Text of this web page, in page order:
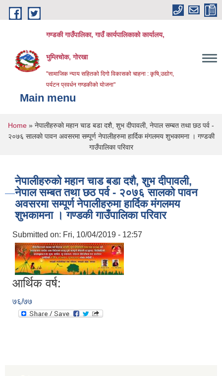
Skip to main content
गण्डकी गाउँपालिका, गाउँ कार्यपालिकाको कार्यालय,
भुम्लिचोक, गोरखा
"सामाजिक न्याय सहितको दिगो विकासको चाहना : कृषि,उद्योग,
पर्यटन प्रवर्धन गण्डकीको योजना"
Main menu
You are here
Home » नेपालीहरुकाे महान चाड बडा दशै, शुभ दीपावली, नेपाल सम्बत तथा छठ पर्व -
२०७६ सालकाे पावन अवसरमा सम्पूर्ण नेपालीहरुमा हार्दिक मंगलमय शुभकामना । गण्डकी
गाउँपालिका परिवार
नेपालीहरुकाे महान चाड बडा दशै, शुभ दीपावली,
नेपाल सम्बत तथा छठ पर्व - २०७६ सालकाे पावन
अवसरमा सम्पूर्ण नेपालीहरुमा हार्दिक मंगलमय
शुभकामना । गण्डकी गाउँपालिका परिवार
Submitted on: Fri, 10/04/2019 - 12:57
आर्थिक वर्ष:
७६/७७